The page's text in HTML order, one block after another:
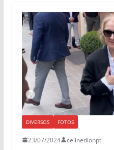
DIVERSOS FOTOS
23/07/2024 celinedionpt